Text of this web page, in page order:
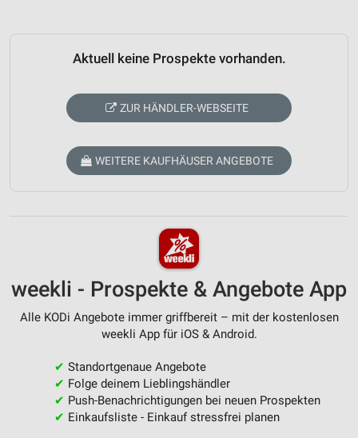
Aktuell keine Prospekte vorhanden.
ZUR HÄNDLER-WEBSEITE
WEITERE KAUFHÄUSER ANGEBOTE
weekli - Prospekte & Angebote App
Alle KODi Angebote immer griffbereit – mit der kostenlosen
weekli App für iOS & Android.
✔ Standortgenaue Angebote
✔ Folge deinem Lieblingshändler
✔ Push-Benachrichtigungen bei neuen Prospekten
✔ Einkaufsliste - Einkauf stressfrei planen